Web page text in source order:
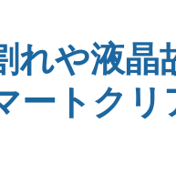
れや液晶
ートク